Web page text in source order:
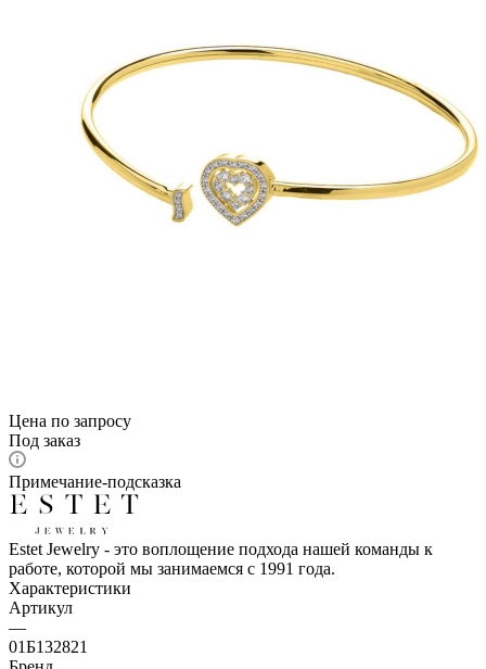
Цена по запросу
Под заказ
Примечание-подсказка
Estet Jewelry - это воплощение подхода нашей команды к
работе, которой мы занимаемся с 1991 года.
Характеристики
Артикул
—
01Б132821